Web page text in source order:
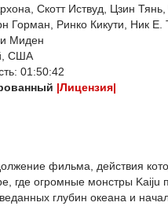
Скотт Иствуд, Цзин Тянь,
Горман, Ринко Кикути, Ник Е.
Миден
США
01:50:42
|Лицензия|
фильма, действия
где огромные монстры Kaiju
глубин океана и